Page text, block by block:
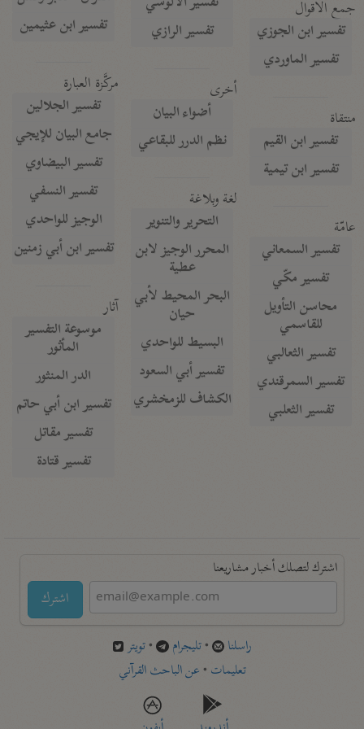
جمع الأقوال
تفسير ابن الجوزي
تفسير الماوردي
منتقاة
تفسير ابن القيم
تفسير ابن تيمية
عامّة
تفسير السمعاني
تفسير مكّي
محاسن التأويل
للقاسمي
تفسير الثعالبي
تفسير السمرقندي
تفسير الثعلبي
تفسير الرازي
أخرى
أضواء البيان
نظم الدرر للبقاعي
لغة وبلاغة
التحرير والتنوير
المحرر الوجيز لابن
عطية
البحر المحيط لأبي
حيان
البسيط للواحدي
تفسير أبي السعود
الكشاف للزمخشري
تفسير ابن عثيمين
مركَّزة العبارة
تفسير الجلالين
جامع البيان للإيجي
تفسير البيضاوي
تفسير النسفي
الوجيز للواحدي
تفسير ابن أبي زمنين
آثار
موسوعة التفسير
المأثور
الدر المنثور
تفسير ابن أبي حاتم
تفسير مقاتل
تفسير قتادة
اشترك لتصلك أخبار مشاريعنا
اشترك
راسلنا •تليجرام •تويتر
تعليمات •عن الباحث القرآني